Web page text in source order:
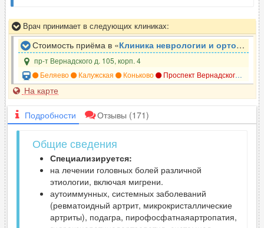
Врач принимает в следующих клиниках:
Стоимость приёма в «Клиника неврологии и ортопедии ЗдравКлиник
пр-т Вернадского д. 105, корп. 4
Беляево
Калужская Коньково Проспект Вернадского
На карте
Подробности Отзывы (171)
Общие сведения
Специализируется:
на лечении головных болей различной
этиологии, включая мигрени.
аутоиммунных, системных заболеваний
(ревматоидный артрит, микрокристаллические
артриты), подагра, пирофосфатнаяартропатия,